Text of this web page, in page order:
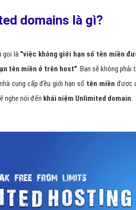
domains là gì?
gọi là "việc không giới hạn số tên miền
tên miền ở trên host". Bạn sẽ không
cung cấp đều giới hạn số tên miền được
nghe nói đến khái niệm Unlimited domain.